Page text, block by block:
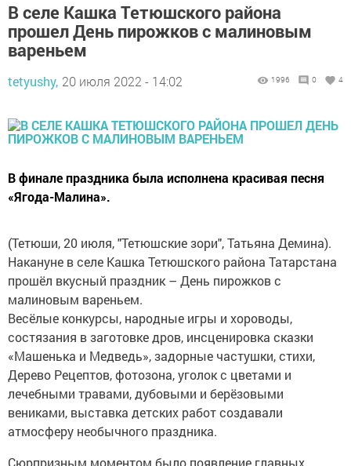
В селе Кашка Тетюшского района
прошел День пирожков с малиновым
вареньем
tetyushy, 20 июля 2022 - 14:02 1996 0 4
В финале праздника была исполнена красивая песня
«Ягода-Малина».
(Тетюши, 20 июля, "Тетюшские зори", Татьяна Демина).
Накануне в селе Кашка Тетюшского района Татарстана
прошёл вкусный праздник – День пирожков с
малиновым вареньем.
Весёлые конкурсы, народные игры и хороводы,
состязания в заготовке дров, инсценировка сказки
«Машенька и Медведь», задорные частушки, стихи,
Дерево Рецептов, фотозона, уголок с цветами и
лечебными травами, дубовыми и берёзовыми
вениками, выставка детских работ создавали
атмосферу необычного праздника.
Сюрпризным моментом было появление главных